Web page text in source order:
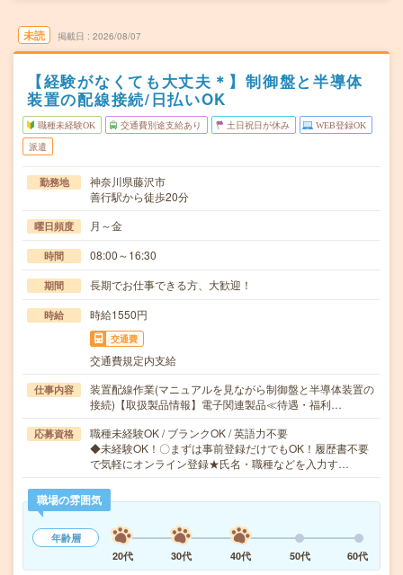
未読 掲載日 2026/08/07
【経験がなくても大丈夫＊】制御盤と半導体
装置の配線接続/日払いOK
職種未経験OK 交通費別途支給あり 土日祝日が休み WEB登録OK
派遣
勤務地
神奈川県藤沢市
善行駅から徒歩20分
曜日頻度 月～金
時間 08:00～16:30
期間 長期でお仕事できる方、大歓迎！
時給 時給1550円
交通費
交通費規定内支給
仕事内容
装置配線作業(マニュアルを見ながら制御盤と半導体装置の
接続)【取扱製品情報】電子関連製品≪待遇・福利…
応募資格
職種未経験OK / ブランクOK / 英語力不要
◆未経験OK！〇まずは事前登録だけでもOK！履歴書不要
で気軽にオンライン登録★氏名・職種などを入力す…
職場の雰囲気
年齢層
20代
30代 40代 50代 60代